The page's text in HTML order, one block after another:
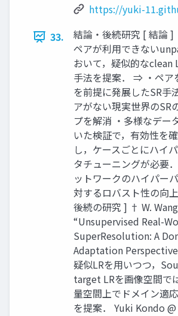
https://yuki-
33.
結論・後続研究 [ 結論 ]
ペアが利⽤できない
おいて，疑似的なclean
⼿法を提案． ⇒ ・ペア
を前提に発展したSR⼿
アがない現実世界のSR
プを解消 ・多様なデー
いた検証で，有効性を
し，ケースごとにハイ
タチューニングが必要
ットワークのハイパー
対するロバスト性の向
後続の研究 ] † W.
“Unsupervised Real-
SuperResolution: A
Adaptation
疑似LRを⽤いつつ，
target LRを画像空間で
量空間上でドメイン適
を提案． Yuki Kondo